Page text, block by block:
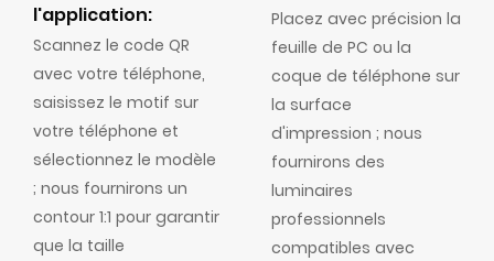
l'application:
Scannez le code QR
avec votre téléphone,
saisissez le motif sur
votre téléphone et
sélectionnez le modèle
; nous fournirons un
contour 1:1 pour garantir
que la taille
Placez avec précision la
feuille de PC ou la
coque de téléphone sur
la surface
d'impression ; nous
fournirons des
luminaires
professionnels
compatibles avec